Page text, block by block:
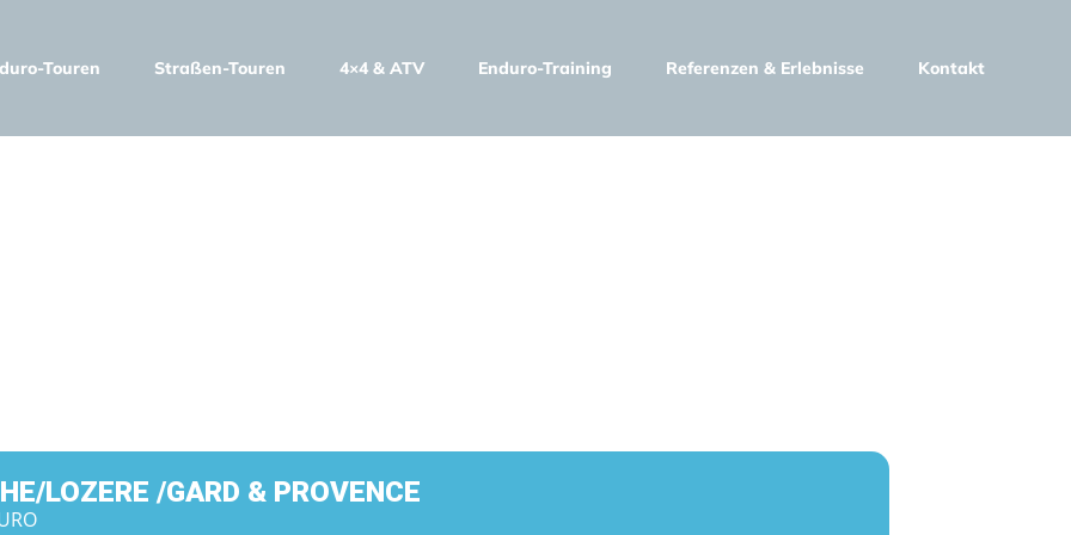
Touren Straßen-Touren 4×4 & ATV Enduro-Training Referenzen & Erlebnisse Kontakt
LOZERE /GARD & PROVENCE